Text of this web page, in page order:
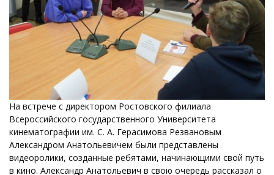
На встрече с директором Ростовского филиала
Всероссийского государственного Университета
кинематографии им. С. А. Герасимова Резвановым
Александром Анатольевичем были представлены
видеоролики, созданные ребятами, начинающими свой путь
в кино. Александр Анатольевич в свою очередь рассказал о